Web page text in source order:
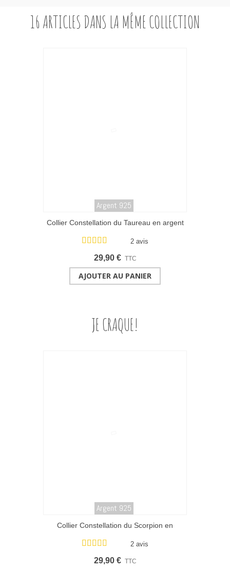
16 ARTICLES DANS LA MÊME COLLECTION
Argent 925
Collier Constellation du Taureau en argent
2 avis
29,90 € TTC
AJOUTER AU PANIER
JE CRAQUE!
Argent 925
Collier Constellation du Scorpion en
2 avis
29,90 € TTC